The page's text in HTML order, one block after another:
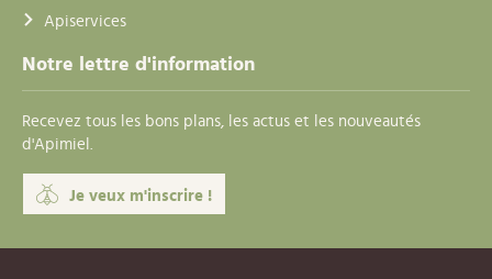
Apiservices
Notre lettre d'information
Recevez tous les bons plans, les actus et les nouveautés
d'Apimiel.
Je veux m'inscrire !